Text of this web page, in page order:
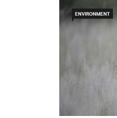
ENVIRONMENT